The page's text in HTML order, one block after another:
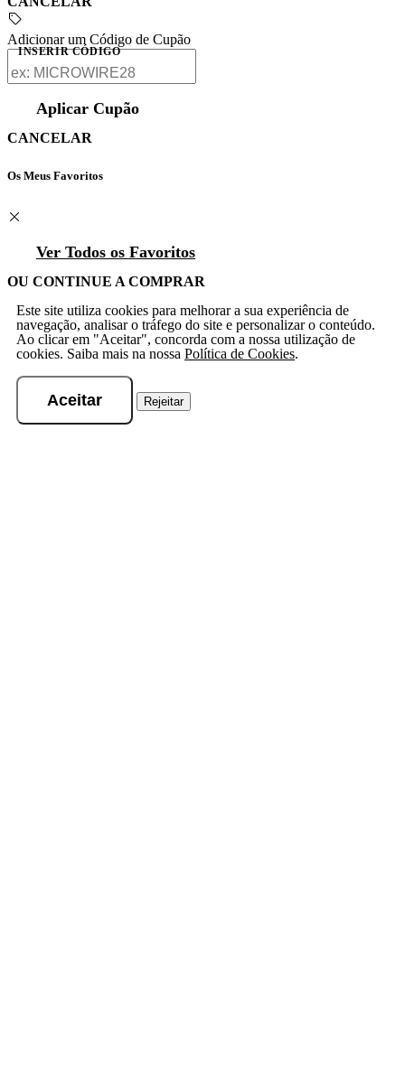
Adicionar um Código de Cupão
INSERIR CÓDIGO
Aplicar Cupão
CANCELAR
Os Meus Favoritos
Ver Todos os Favoritos
OU CONTINUE A COMPRAR
Este site utiliza cookies para melhorar a sua experiência de
navegação, analisar o tráfego do site e personalizar o conteúdo.
Ao clicar em "Aceitar", concorda com a nossa utilização de
cookies. Saiba mais na nossa Política de Cookies.
Aceitar Rejeitar